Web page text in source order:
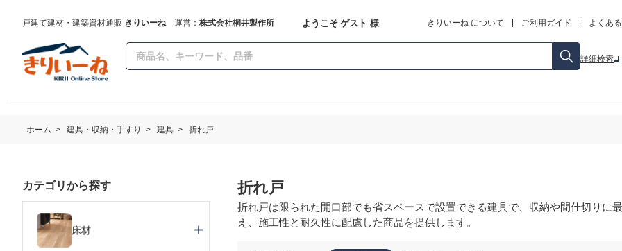
戸建て建材・建築資材通販 きりいーね運営： 株式会社桐井製作所 ようこそ ゲスト 様 きりいーね について ご利用ガイド よくあ
詳細検索
ホーム > 建具・収納・手すり > 建具 > 折れ戸
折れ戸
折れ戸は限られた開口部でも省スペースで設置できる建具で、収納や間仕切りに
え、施工性と耐久性に配慮した商品を提供します。
カテゴリから探す
床材